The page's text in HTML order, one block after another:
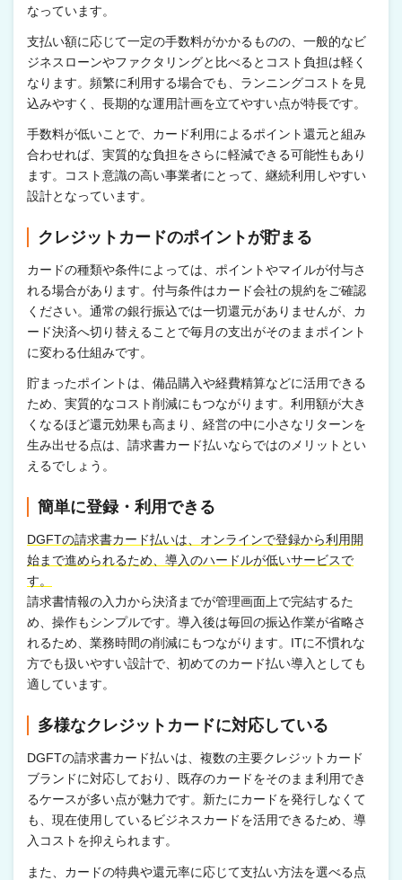
なっています。
支払い額に応じて一定の手数料がかかるものの、一般的なビ
ジネスローンやファクタリングと比べるとコスト負担は軽く
なります。頻繁に利用する場合でも、ランニングコストを見
込みやすく、長期的な運用計画を立てやすい点が特長です。
手数料が低いことで、カード利用によるポイント還元と組み
合わせれば、実質的な負担をさらに軽減できる可能性もあり
ます。コスト意識の高い事業者にとって、継続利用しやすい
設計となっています。
クレジットカードのポイントが貯まる
カードの種類や条件によっては、ポイントやマイルが付与さ
れる場合があります。付与条件はカード会社の規約をご確認
ください。通常の銀行振込では一切還元がありませんが、カ
ード決済へ切り替えることで毎月の支出がそのままポイント
に変わる仕組みです。
貯まったポイントは、備品購入や経費精算などに活用できる
ため、実質的なコスト削減にもつながります。利用額が大き
くなるほど還元効果も高まり、経営の中に小さなリターンを
生み出せる点は、請求書カード払いならではのメリットとい
えるでしょう。
簡単に登録・利用できる
DGFTの請求書カード払いは、オンラインで登録から利用開
始まで進められるため、導入のハードルが低いサービスで
す。
請求書情報の入力から決済までが管理画面上で完結するた
め、操作もシンプルです。導入後は毎回の振込作業が省略さ
れるため、業務時間の削減にもつながります。ITに不慣れな
方でも扱いやすい設計で、初めてのカード払い導入としても
適しています。
多様なクレジットカードに対応している
DGFTの請求書カード払いは、複数の主要クレジットカード
ブランドに対応しており、既存のカードをそのまま利用でき
るケースが多い点が魅力です。新たにカードを発行しなくて
も、現在使用しているビジネスカードを活用できるため、導
入コストを抑えられます。
また、カードの特典や還元率に応じて支払い方法を選べる点